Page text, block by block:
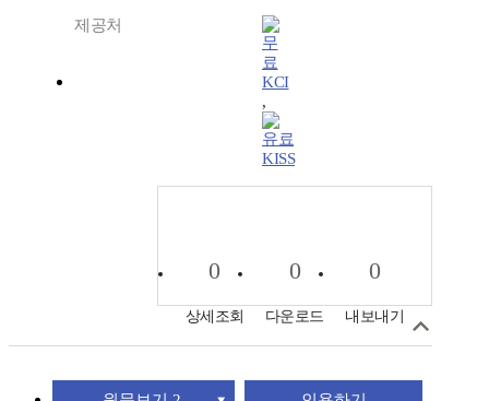
제공처
KCI
,
KISS
0
상세조회
0
다운로드
0
내보내기